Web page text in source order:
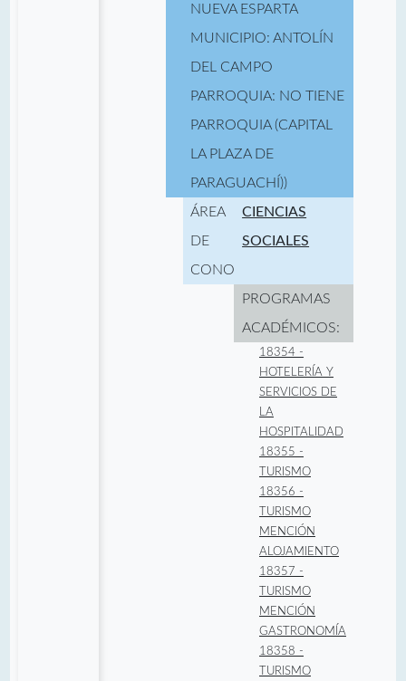
NUEVA ESPARTA
MUNICIPIO: ANTOLÍN
DEL CAMPO
PARROQUIA: NO TIENE
PARROQUIA (CAPITAL
LA PLAZA DE
PARAGUACHÍ))
ÁREA
DE
CONOCIMIENTO:
CIENCIAS
SOCIALES
PROGRAMAS
ACADÉMICOS:
18354 -
HOTELERÍA Y
SERVICIOS DE
LA
HOSPITALIDAD
18355 -
TURISMO
18356 -
TURISMO
MENCIÓN
ALOJAMIENTO
18357 -
TURISMO
MENCIÓN
GASTRONOMÍA
18358 -
TURISMO